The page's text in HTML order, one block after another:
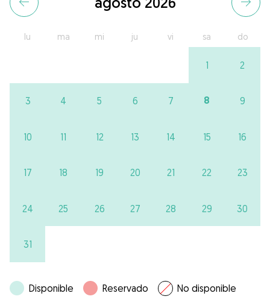
lu ma mi ju vi sa do
1 2
3 4 5 6 7 8 9
10 11 12 13 14 15 16
17 18 19 20 21 22 23
24 25 26 27 28 29 30
31
Disponible Reservado No disponible